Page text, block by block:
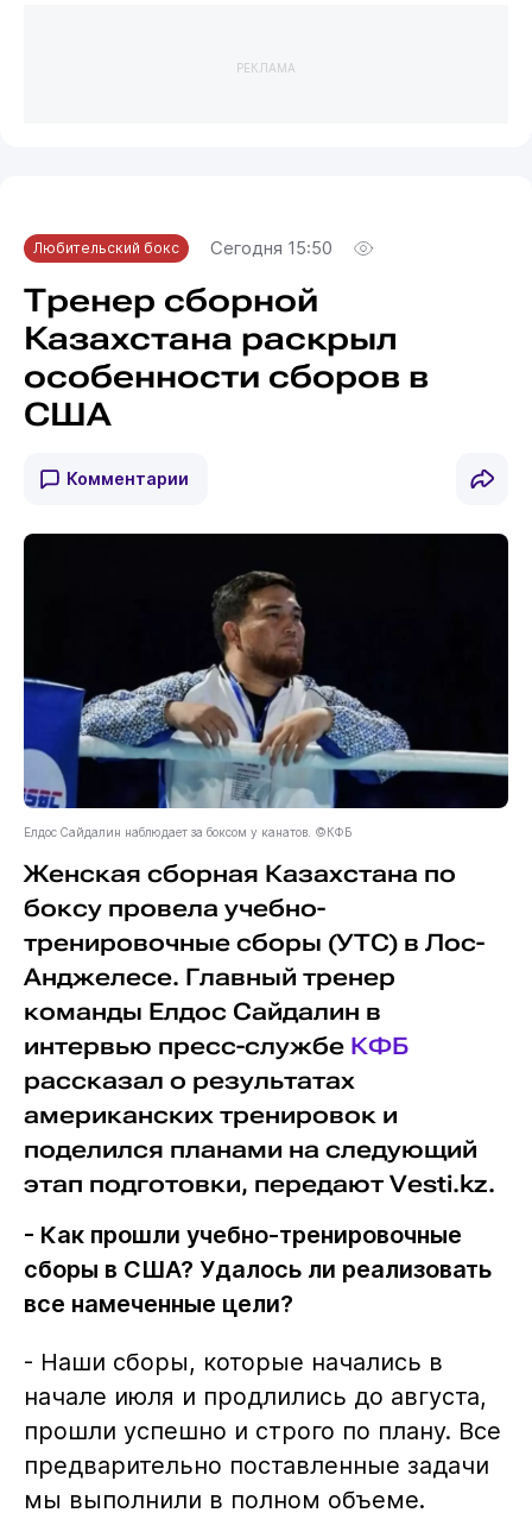
РЕКЛАМА
Любительский бокс Сегодня 15:50
Тренер сборной
Казахстана раскрыл
особенности сборов в
США
Комментарии
Елдос Сайдалин наблюдает за боксом у канатов. ©КФБ
Женская сборная Казахстана по
боксу провела учебно-
тренировочные сборы (УТС) в Лос-
Анджелесе. Главный тренер
команды Елдос Сайдалин в
интервью пресс-службе КФБ
рассказал о результатах
американских тренировок и
поделился планами на следующий
этап подготовки, передают Vesti.kz.
- Как прошли учебно-тренировочные
сборы в США? Удалось ли реализовать
все намеченные цели?
- Наши сборы, которые начались в
начале июля и продлились до августа,
прошли успешно и строго по плану. Все
предварительно поставленные задачи
мы выполнили в полном объеме.